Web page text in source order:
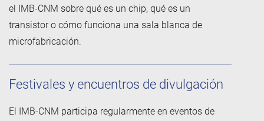
el IMB-CNM sobre qué es un chip, qué es un
transistor o cómo funciona una sala blanca de
microfabricación.
Festivales y encuentros de divulgación
El IMB-CNM participa regularmente en eventos de